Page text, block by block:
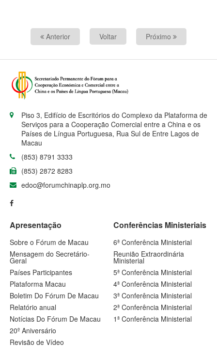
Anterior Voltar Próximo
Piso 3, Edifício de Escritórios do Complexo da Plataforma de
Serviços para a Cooperação Comercial entre a China e os
Países de Língua Portuguesa, Rua Sul de Entre Lagos de
Macau
(853) 8791 3333
(853) 2872 8283
edoc@forumchinaplp.org.mo
Apresentação
Sobre o Fórum de Macau
Mensagem do Secretário-
Geral
Países Participantes
Plataforma Macau
Boletim Do Fórum De Macau
Relatório anual
Notícias Do Fórum De Macau
20º Aniversário
Revisão de Vídeo
Conferências Ministeriais
6ª Conferência Ministerial
Reunião Extraordinária
Ministerial
5ª Conferência Ministerial
4ª Conferência Ministerial
3ª Conferência Ministerial
2ª Conferência Ministerial
1ª Conferência Ministerial